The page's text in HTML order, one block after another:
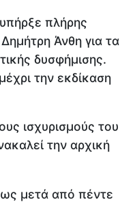
πλήρης
Άνθη για τα
δυσφήμισης.
την εκδίκαση
ισχυρισμούς του
την αρχική
μετά από πέντε